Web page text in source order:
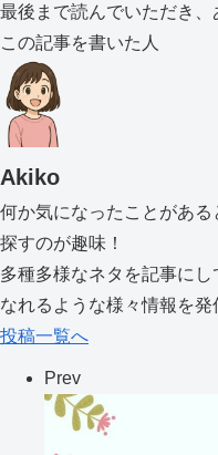
最後まで読んでいただき、
この記事を書いた人
Akiko
何か気になったことがあ
探すのが趣味！
多種多様なネタを記事に
なれるような様々情報を発
投稿一覧へ
Prev